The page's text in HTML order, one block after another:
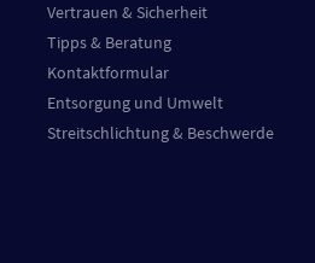
Vertrauen & Sicherheit
Tipps & Beratung
Kontaktformular
Entsorgung und Umwelt
Streitschlichtung & Beschwerde